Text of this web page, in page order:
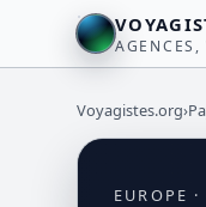
Voyagistes.org›
EUROPE